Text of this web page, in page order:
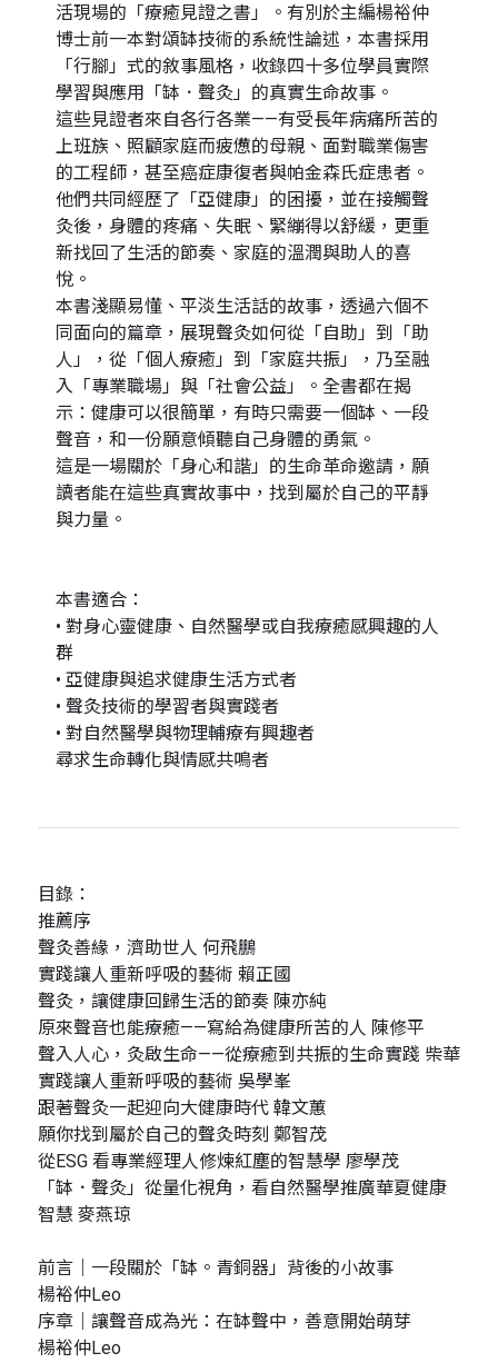
活現場的「療癒見證之書」。有別於主編楊裕仲
博士前一本對頌缽技術的系統性論述，本書採用
「行腳」式的敘事風格，收錄四十多位學員實際
學習與應用「缽．聲灸」的真實生命故事。
這些見證者來自各行各業——有受長年病痛所苦的
上班族、照顧家庭而疲憊的母親、面對職業傷害
的工程師，甚至癌症康復者與帕金森氏症患者。
他們共同經歷了「亞健康」的困擾，並在接觸聲
灸後，身體的疼痛、失眠、緊繃得以舒緩，更重
新找回了生活的節奏、家庭的溫潤與助人的喜
悅。
本書淺顯易懂、平淡生活話的故事，透過六個不
同面向的篇章，展現聲灸如何從「自助」到「助
人」，從「個人療癒」到「家庭共振」，乃至融
入「專業職場」與「社會公益」。全書都在揭
示：健康可以很簡單，有時只需要一個缽、一段
聲音，和一份願意傾聽自己身體的勇氣。
這是一場關於「身心和諧」的生命革命邀請，願
讀者能在這些真實故事中，找到屬於自己的平靜
與力量。
本書適合：
• 對身心靈健康、自然醫學或自我療癒感興趣的人
群
• 亞健康與追求健康生活方式者
• 聲灸技術的學習者與實踐者
• 對自然醫學與物理輔療有興趣者
尋求生命轉化與情感共鳴者
目錄：
推薦序
聲灸善緣，濟助世人 何飛鵬
實踐讓人重新呼吸的藝術 賴正國
聲灸，讓健康回歸生活的節奏 陳亦純
原來聲音也能療癒——寫給為健康所苦的人 陳修平
聲入人心，灸啟生命——從療癒到共振的生命實踐 柴華
實踐讓人重新呼吸的藝術 吳學峯
跟著聲灸一起迎向大健康時代 韓文蕙
願你找到屬於自己的聲灸時刻 鄭智茂
從ESG 看專業經理人修煉紅塵的智慧學 廖學茂
「缽．聲灸」從量化視角，看自然醫學推廣華夏健康
智慧 麥燕琼
前言｜一段關於「缽。青銅器」背後的小故事
楊裕仲Leo
序章｜讓聲音成為光：在缽聲中，善意開始萌芽
楊裕仲Leo